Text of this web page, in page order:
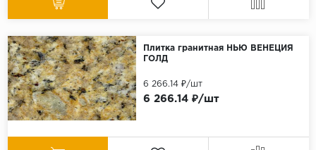
Плитка гранитная НЬЮ ВЕНЕЦИЯ
ГОЛД
6 266.14 ₽/шт
6 266.14 ₽/шт